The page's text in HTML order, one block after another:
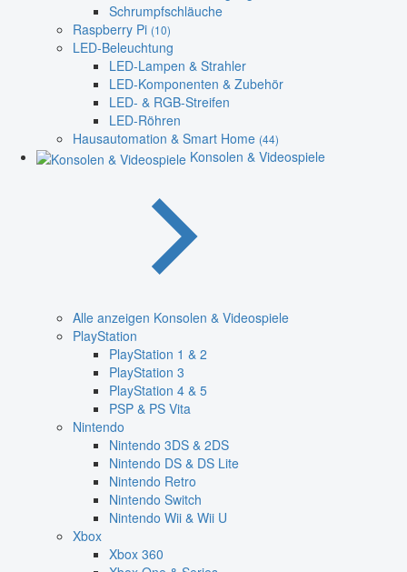
Schrumpfschläuche
Raspberry Pi (10)
LED-Beleuchtung
LED-Lampen & Strahler
LED-Komponenten & Zubehör
LED- & RGB-Streifen
LED-Röhren
Hausautomation & Smart Home (44)
Konsolen & Videospiele
Alle anzeigen Konsolen & Videospiele
PlayStation
PlayStation 1 & 2
PlayStation 3
PlayStation 4 & 5
PSP & PS Vita
Nintendo
Nintendo 3DS & 2DS
Nintendo DS & DS Lite
Nintendo Retro
Nintendo Switch
Nintendo Wii & Wii U
Xbox
Xbox 360